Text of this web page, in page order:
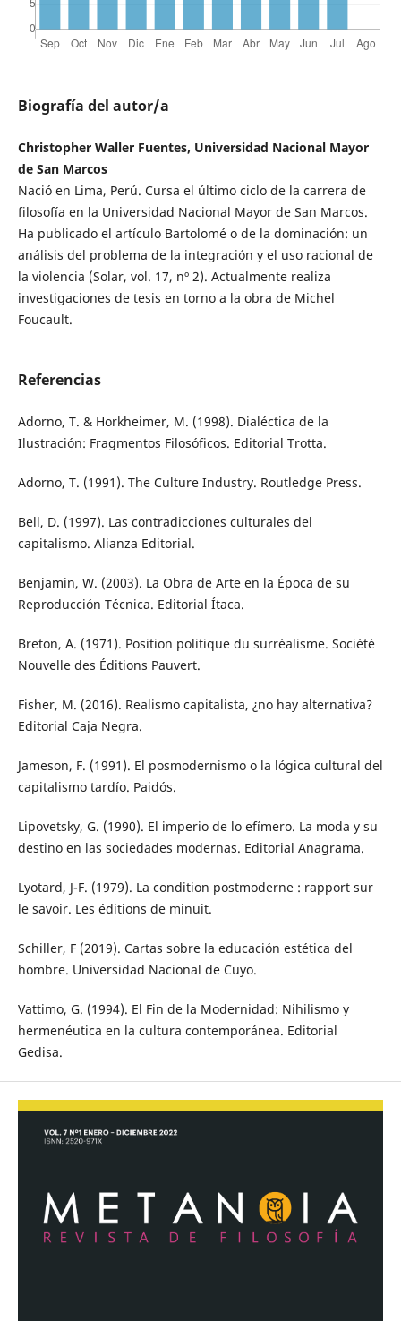
Biografía del autor/a
Christopher Waller Fuentes, Universidad Nacional Mayor
de San Marcos
Nació en Lima, Perú. Cursa el último ciclo de la carrera de
filosofía en la Universidad Nacional Mayor de San Marcos.
Ha publicado el artículo Bartolomé o de la dominación: un
análisis del problema de la integración y el uso racional de
la violencia (Solar, vol. 17, nº 2). Actualmente realiza
investigaciones de tesis en torno a la obra de Michel
Foucault.
Referencias
Adorno, T. & Horkheimer, M. (1998). Dialéctica de la
Ilustración: Fragmentos Filosóficos. Editorial Trotta.
Adorno, T. (1991). The Culture Industry. Routledge Press.
Bell, D. (1997). Las contradicciones culturales del
capitalismo. Alianza Editorial.
Benjamin, W. (2003). La Obra de Arte en la Época de su
Reproducción Técnica. Editorial Ítaca.
Breton, A. (1971). Position politique du surréalisme. Société
Nouvelle des Éditions Pauvert.
Fisher, M. (2016). Realismo capitalista, ¿no hay alternativa?
Editorial Caja Negra.
Jameson, F. (1991). El posmodernismo o la lógica cultural del
capitalismo tardío. Paidós.
Lipovetsky, G. (1990). El imperio de lo efímero. La moda y su
destino en las sociedades modernas. Editorial Anagrama.
Lyotard, J-F. (1979). La condition postmoderne : rapport sur
le savoir. Les éditions de minuit.
Schiller, F (2019). Cartas sobre la educación estética del
hombre. Universidad Nacional de Cuyo.
Vattimo, G. (1994). El Fin de la Modernidad: Nihilismo y
hermenéutica en la cultura contemporánea. Editorial
Gedisa.